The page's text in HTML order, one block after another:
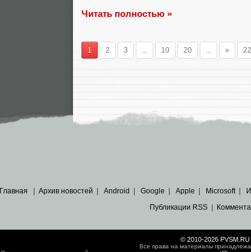
Читать полностью »
1 2 3 10 20 » 22
Главная Архив новостей Android Google Apple Microsoft|
Публикации RSS|
© 2010-2026 PVSM.RU
Все права на материалы